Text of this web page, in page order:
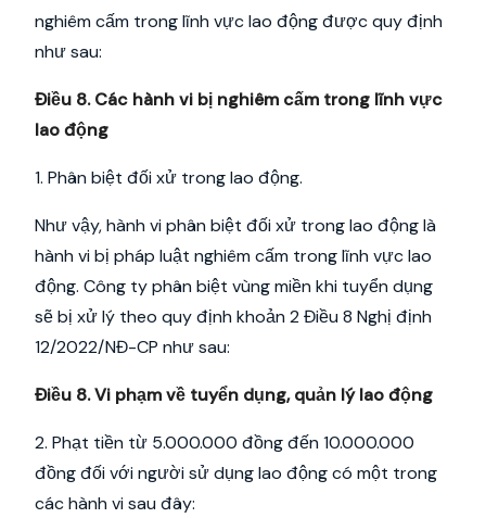
nghiêm cấm trong lĩnh vực lao động được quy định
như sau:
Điều 8. Các hành vi bị nghiêm cấm trong lĩnh vực
lao động
1. Phân biệt đối xử trong lao động.
Như vậy, hành vi phân biệt đối xử trong lao động là
hành vi bị pháp luật nghiêm cấm trong lĩnh vực lao
động. Công ty phân biệt vùng miền khi tuyển dụng
sẽ bị xử lý theo quy định khoản 2 Điều 8 Nghị định
12/2022/NĐ-CP như sau:
Điều 8. Vi phạm về tuyển dụng, quản lý lao động
2. Phạt tiền từ 5.000.000 đồng đến 10.000.000
đồng đối với người sử dụng lao động có một trong
các hành vi sau đây: